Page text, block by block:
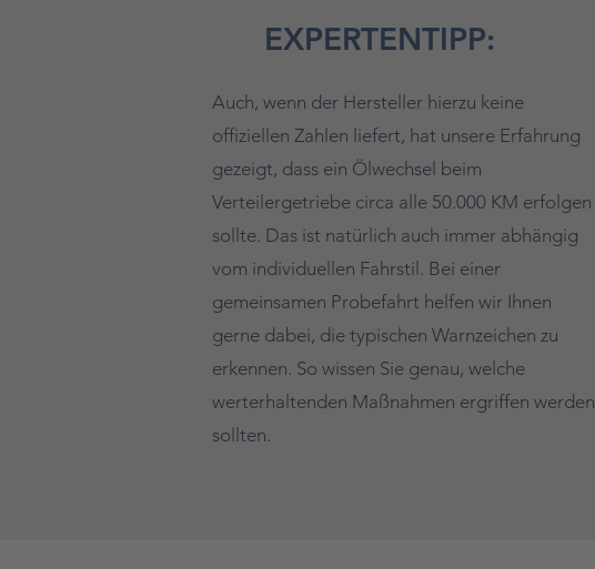
EXPERTENTIPP:
Auch, wenn der Hersteller hierzu keine
offiziellen Zahlen liefert, hat unsere Erfahrung
gezeigt, dass ein Ölwechsel beim
Verteilergetriebe circa alle 50.000 KM erfolgen
sollte. Das ist natürlich auch immer abhängig
vom individuellen Fahrstil. Bei einer
gemeinsamen Probefahrt helfen wir Ihnen
gerne dabei, die typischen Warnzeichen zu
erkennen. So wissen Sie genau, welche
werterhaltenden Maßnahmen ergriffen werden
sollten.